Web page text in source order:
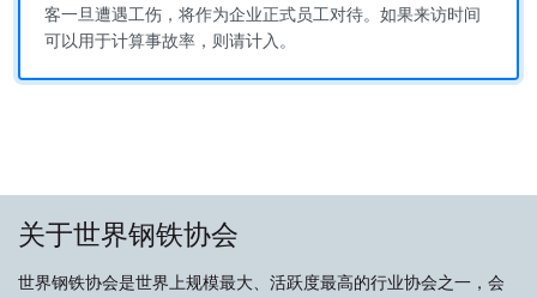
客一旦遭遇工伤，将作为企业正式员工对待。如果来访时间
可以用于计算事故率，则请计入。
关于世界钢铁协会
世界钢铁协会是世界上规模最大、活跃度最高的行业协会之一，会